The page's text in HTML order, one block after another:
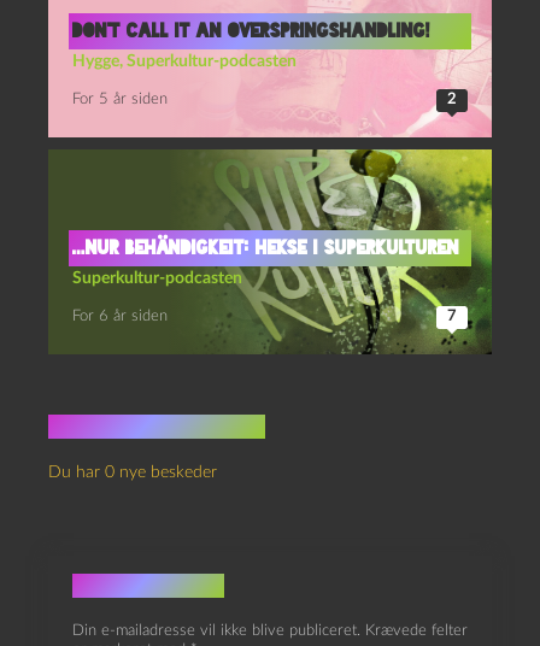
Don’t call it an overspringshandling!
Hygge, Superkultur-podcasten
For 5 år siden 2
…nur Behändigkeit: Hekse i superkulturen
Superkultur-podcasten
For 6 år siden 7
Du har 0 nye beskeder
Skriv et svar
Din e-mailadresse vil ikke blive publiceret. Krævede felter